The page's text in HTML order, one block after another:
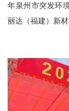
年泉州市突发环
丽达（福建）新